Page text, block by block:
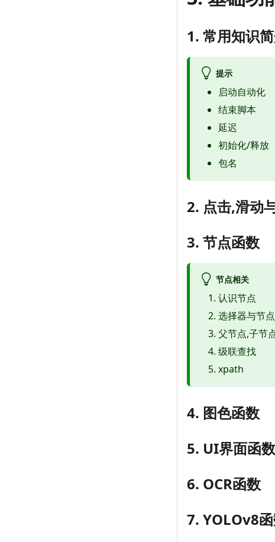
1. 常用知识
提示
启动自动化
结束脚本
延迟
初始化/释放
包名
2. 点击,滑动
3. 节点函数
节点相关
认识节点
选择器与节
父节点,子节
级联查找
xpath
4. 图色函数
5. UI界面函数
6. OCR函数
7. YOLOv8